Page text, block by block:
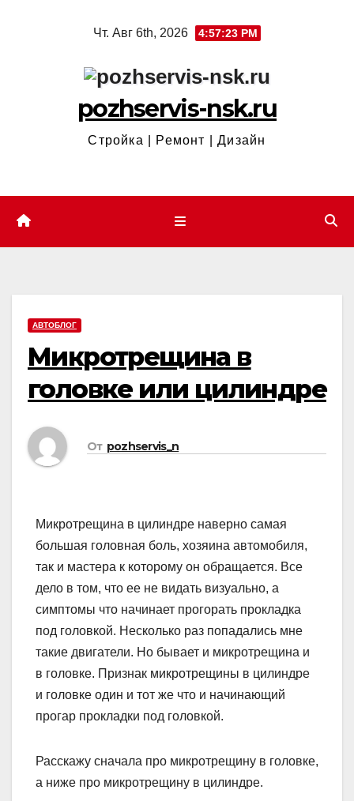
Чт. Авг 6th, 2026 4:57:24 PM
pozhservis-nsk.ru
Стройка | Ремонт | Дизайн
АВТОБЛОГ
Микротрещина в
головке или цилиндре
От pozhservis_n
Микротрещина в цилиндре наверно самая
большая головная боль, хозяина автомобиля,
так и мастера к которому он обращается. Все
дело в том, что ее не видать визуально, а
симптомы что начинает прогорать прокладка
под головкой. Несколько раз попадались мне
такие двигатели. Но бывает и микротрещина и
в головке. Признак микротрещины в цилиндре
и головке один и тот же что и начинающий
прогар прокладки под головкой.
Расскажу сначала про микротрещину в головке,
а ниже про микротрещину в цилиндре.